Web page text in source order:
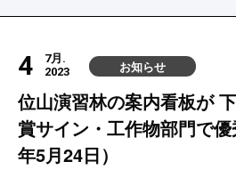
4
7月.
2023
お知らせ
位山演習林の案内看板が
賞サイン・工作物部門で
年5月24日）